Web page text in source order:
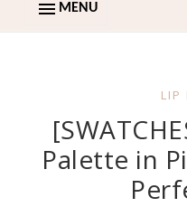
MENU
LIP
Palette in